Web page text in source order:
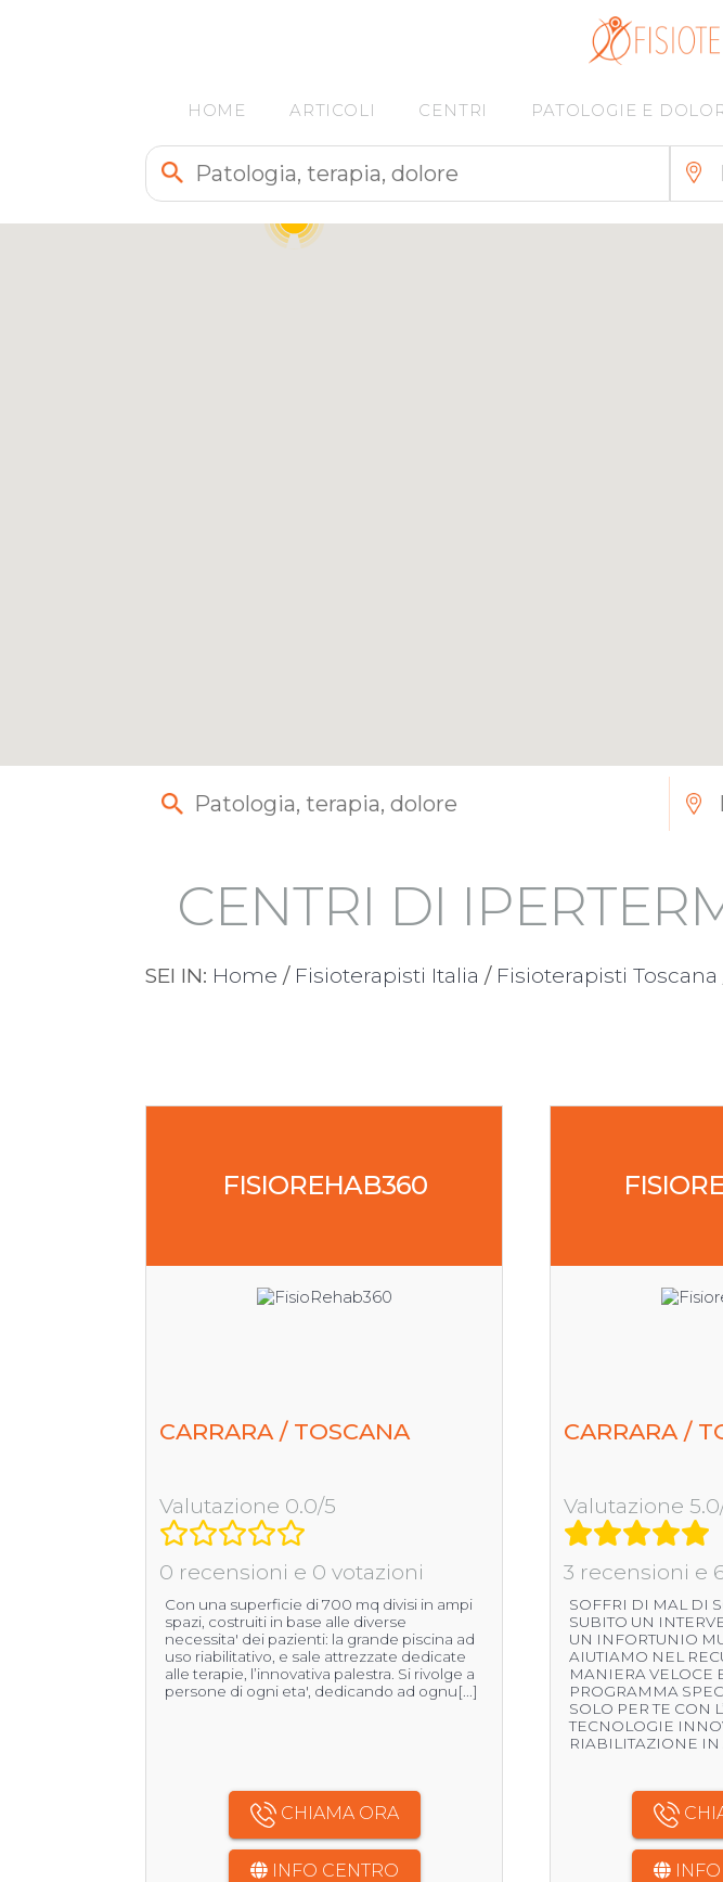
HOME ARTICOLI CENTRI PATOLOGIE E
CENTRI DI
SEI IN: Home / Fisioterapisti Italia / Fisioterapisti Toscana
FISIOREHAB360
CARRARA / TOSCANA
Valutazione 0.0/5
0 recensioni e 0 votazioni
Con una superficie di 700 mq divisi in ampi
spazi, costruiti in base alle diverse
necessita' dei pazienti: la grande piscina ad
uso riabilitativo, e sale attrezzate dedicate
alle terapie, l’innovativa palestra. Si rivolge a
persone di ogni eta', dedicando ad ognu[...]
CHIAMA ORA
INFO CENTRO
CARRARA /
Valutazione
3 recensioni e
SOFFRI DI MAL DI
SUBITO UN
UN INFORTUNIO
AIUTIAMO NEL
MANIERA VELOCE
PROGRAMMA
SOLO PER TE CON
TECNOLOGIE
RIABILITAZIONE IN